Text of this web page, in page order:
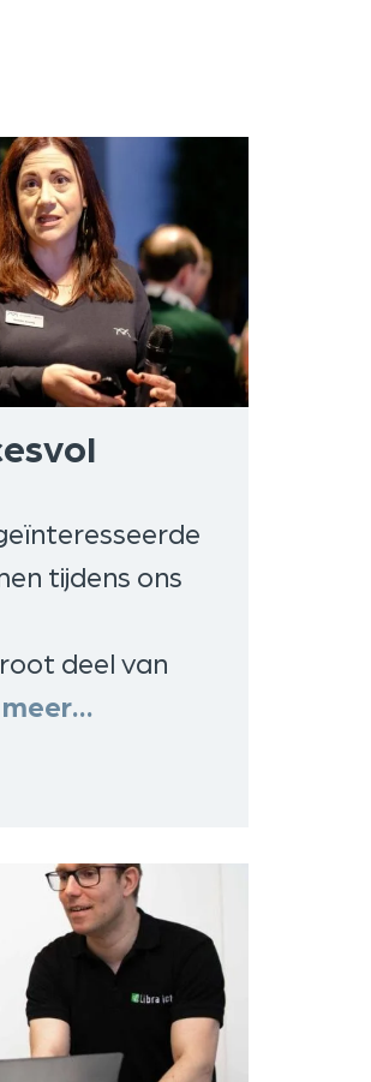
tijdens ons
deel van
meer…